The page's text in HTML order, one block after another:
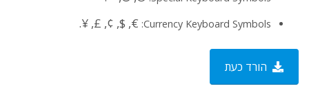
Currency Keyboard Symbols:
€, $, ¢, £, ¥.
הורד כעת